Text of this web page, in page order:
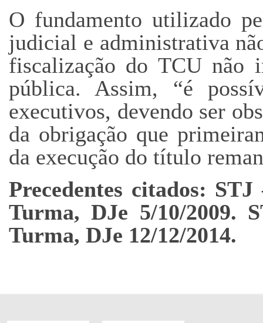
O fundamento utilizado
judicial e administrativa
fiscalização do TCU não
pública. Assim, “é
executivos, devendo ser
da obrigação que
da execução do título
Precedentes citados:
Turma, DJe 5/10/2009.
Turma, DJe 12/12/2014.